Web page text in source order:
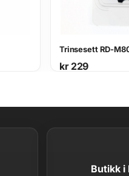
Trinsesett RD-
kr229
Butikk i